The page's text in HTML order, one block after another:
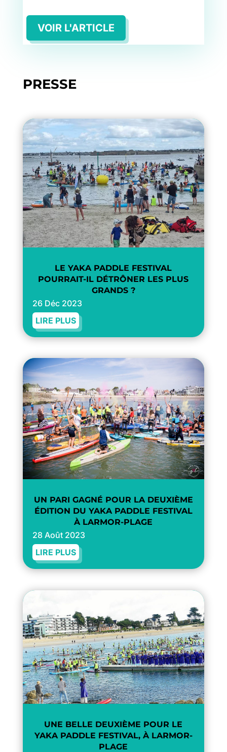
VOIR L'ARTICLE
PRESSE
LE YAKA PADDLE FESTIVAL
POURRAIT-IL DÉTRÔNER LES PLUS
GRANDS ?
26 Déc 2023
LIRE PLUS
UN PARI GAGNÉ POUR LA DEUXIÈME
ÉDITION DU YAKA PADDLE FESTIVAL
À LARMOR-PLAGE
28 Août 2023
LIRE PLUS
UNE BELLE DEUXIÈME POUR LE
YAKA PADDLE FESTIVAL, À LARMOR-
PLAGE